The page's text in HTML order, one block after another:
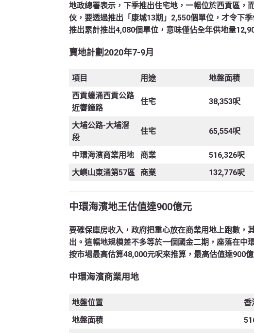
地政總署表示，下季推出住宅地，一幅位於西貢區，
伙，要透過推出「康城13期」2,550個單位，才令下
推出累計推出4,080個單位，意味僅佔全年供地量
賣地計劃 2020年7-9月
項目 用途 地盤面積
西貢蠔涌西貢公路
近響鐘路
住宅 38,353呎
大埔公路-大埔滘
段
住宅 65,554呎
中環海濱商業用地 商業 516,326呎
大嶼山東涌第57區
商業 132,776呎
中環海濱地王估值達900億元
要確保庫房收入，政府把重心放在商業用地上跑數，
出。這幅地規模差不多等於一個國金二期，座落在中
按市場最高估算48,000元呎來推算，最高估值達900億
中環海濱商業用地
地盤位置
香
地盤面積